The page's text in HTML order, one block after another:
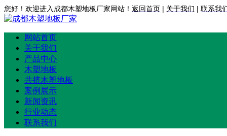
您好！欢迎进入成都木塑地板厂家网站！ 返回首页 | 关于我们 | 联系我
网站首页
关于我们
产品中心
木塑地板
共挤木塑地板
案例展示
新闻资讯
行业动态
联系我们